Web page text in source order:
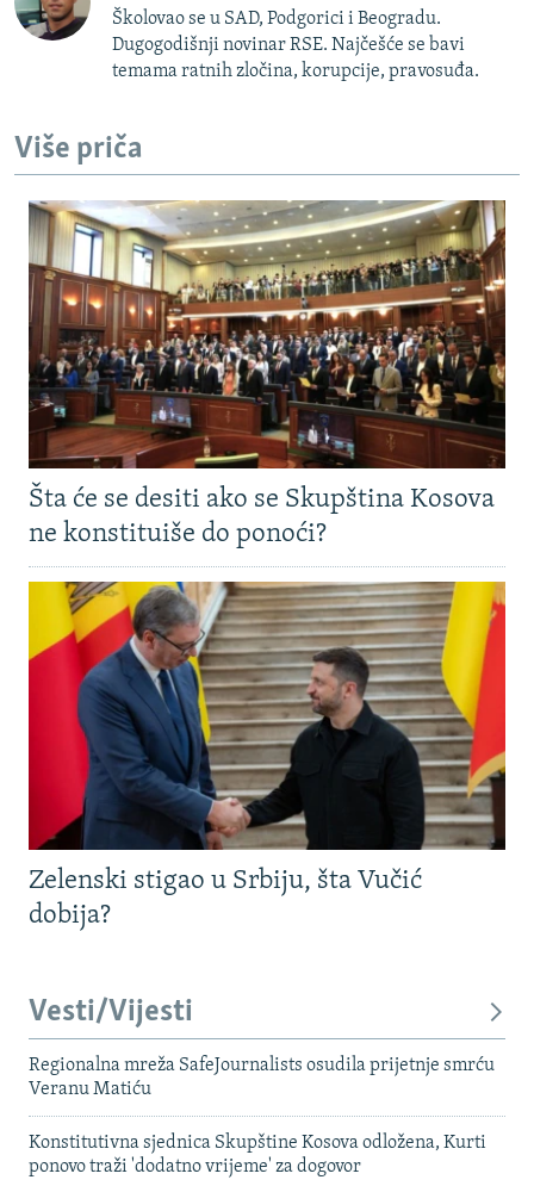
Školovao se u SAD, Podgorici i Beogradu.
Dugogodišnji novinar RSE. Najčešće se bavi
temama ratnih zločina, korupcije, pravosuđa.
Više priča
Šta će se desiti ako se Skupština Kosova
ne konstituiše do ponoći?
Zelenski stigao u Srbiju, šta Vučić
dobija?
Vesti/Vijesti
Regionalna mreža SafeJournalists osudila prijetnje smrću
Veranu Matiću
Konstitutivna sjednica Skupštine Kosova odložena, Kurti
ponovo traži 'dodatno vrijeme' za dogovor